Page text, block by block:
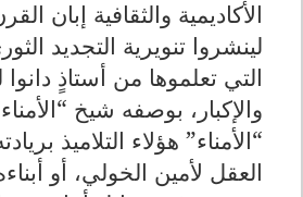
الأكاديمية والثقافية إبان
لينشروا تنويرية التجديد
التي تعلموها من أستاذٍ دانوا
والإكبار، بوصفه شيخ
“الأمناء” هؤلاء التلاميذ
العقل لأمين الخولي، أو